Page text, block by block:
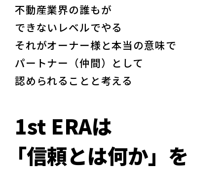
不動産業界の誰もが
できないレベルでやる
それがオーナー様と本当の意味で
パートナー（仲間）として
認められることと考える
1st ERAは
「信頼とは何か」を